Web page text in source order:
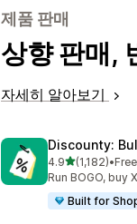
제품 판매
상향 판매,
자세히 알아보기
Discounty:
4.9별 5개 중
(1,182)
총 리뷰 1182개
•
Run BOGO, buy
Built for